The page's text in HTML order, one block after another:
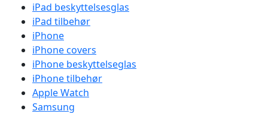
iPad beskyttelsesglas
iPad tilbehør
iPhone
iPhone covers
iPhone beskyttelseglas
iPhone tilbehør
Apple Watch
Samsung